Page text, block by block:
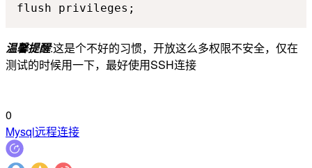
flush privileges;
温馨提醒:这是个不好的习惯，开放这么多权限不安全，仅在
测试的时候用一下，最好使用SSH连接
0
Mysql远程连接